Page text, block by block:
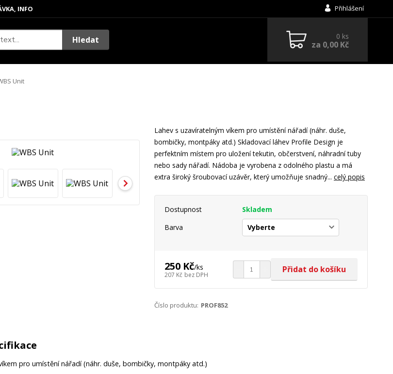
INFO Přihlášení
Hledat 0 ks
za 0,00 Kč
Unit
Lahev s uzavíratelným víkem pro umístění nářadí (náhr. duše,
bombičky, montpáky atd.) Skladovací láhev Profile Design je
perfektním místem pro uložení tekutin, občerstvení, náhradní tuby
nebo sady nářadí. Nádoba je vyrobena z odolného plastu a má
extra široký šroubovací uzávěr, který umožňuje snadný... celý popis
Dostupnost
Skladem
Barva
250 Kč/ks
207 Kč bez DPH Přidat do košíku
Číslo produktu: PROF852
pro umístění nářadí (náhr. duše, bombičky, montpáky atd.)